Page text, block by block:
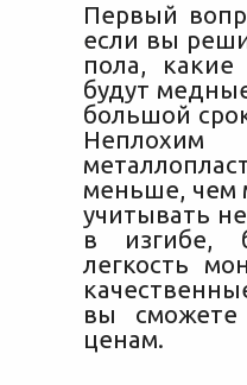
Первый
если вы
пола,
будут
большой
меньше, чем
учитывать
в изгибе,
легкость
вы
ценам.